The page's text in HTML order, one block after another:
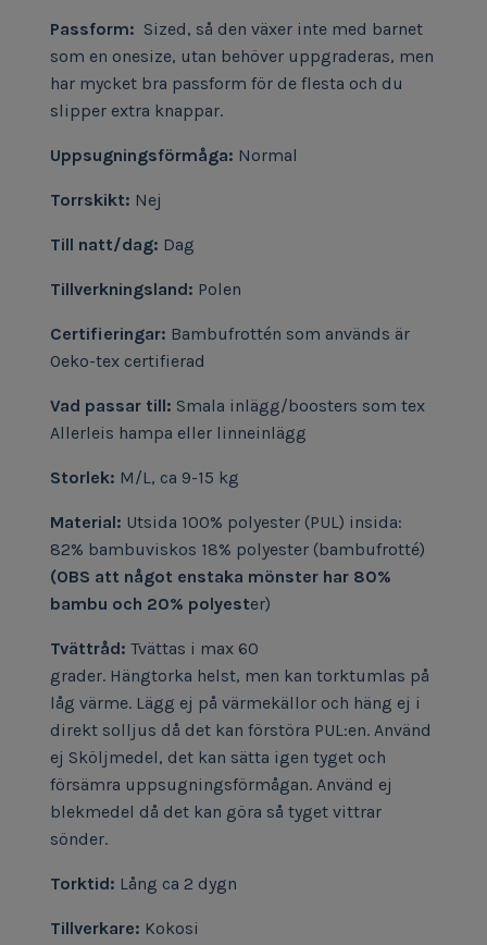
Passform: Sized, så den växer inte med barnet
som en onesize, utan behöver uppgraderas, men
har mycket bra passform för de flesta och du
slipper extra knappar.
Uppsugningsförmåga: Normal
Torrskikt: Nej
Till natt/dag: Dag
Tillverkningsland: Polen
Certifieringar: Bambufrottén som används är
Oeko-tex certifierad
Vad passar till: Smala inlägg/boosters som tex
Allerleis hampa eller linneinlägg
Storlek: M/L, ca 9-15 kg
Material: Utsida 100% polyester (PUL) insida:
82% bambuviskos 18% polyester (bambufrotté)
(OBS att något enstaka mönster har 80%
bambu och 20% polyester)
Tvättråd: Tvättas i max 60
grader. Hängtorka helst, men kan torktumlas på
låg värme. Lägg ej på värmekällor och häng ej i
direkt solljus då det kan förstöra PUL:en. Använd
ej Sköljmedel, det kan sätta igen tyget och
försämra uppsugningsförmågan. Använd ej
blekmedel då det kan göra så tyget vittrar
sönder.
Torktid: Lång ca 2 dygn
Tillverkare: Kokosi